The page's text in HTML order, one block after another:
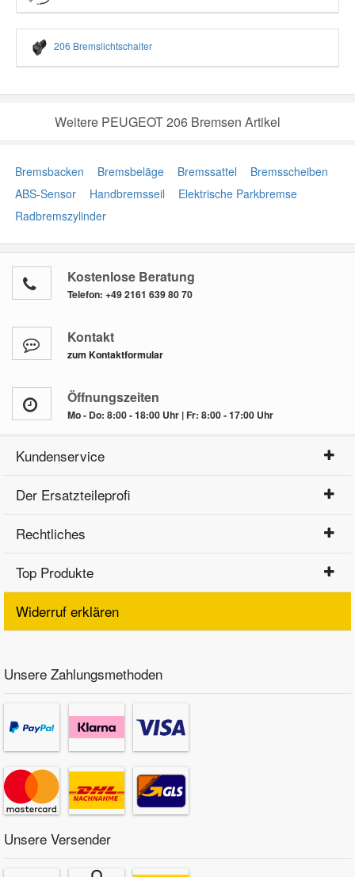
206 Bremslichtschalter
Weitere PEUGEOT 206 Bremsen Artikel
Bremsbacken Bremsbeläge Bremssattel
Bremsscheiben
ABS-Sensor
Handbremsseil
Elektrische Parkbremse
Radbremszylinder
Kostenlose Beratung
Telefon: +49 2161 639 80 70
Kontakt
zum Kontaktformular
Öffnungszeiten
Mo - Do: 8:00 - 18:00 Uhr | Fr: 8:00 - 17:00 Uhr
Kundenservice
Der Ersatzteileprofi
Rechtliches
Top Produkte
Widerruf erklären
Unsere Zahlungsmethoden
Unsere Versender